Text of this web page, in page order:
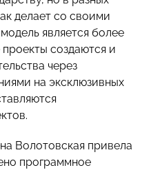
делает со своими
является более
создаются и
через
на эксклюзивных
Волотовская привела
программное